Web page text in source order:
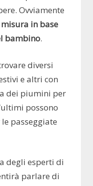
Ovviamente
in base
bambino.
diversi
e altri con
dei piumini per
possono
passeggiate
degli esperti di
parlare di